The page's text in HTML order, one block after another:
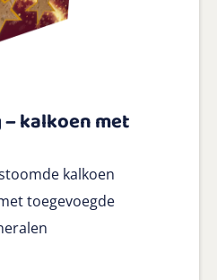
kalkoen met
kalkoen
toegevoegde